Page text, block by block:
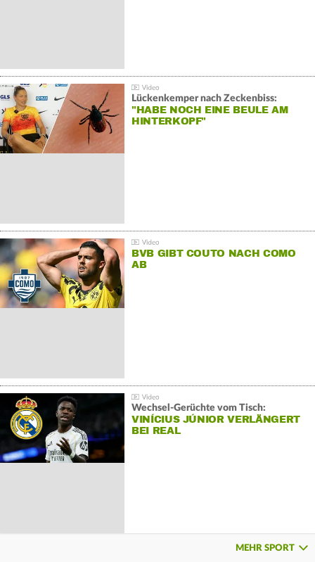
Lückenkemper nach Zeckenbiss:
"HABE NOCH EINE BEULE AM
HINTERKOPF"
BVB GIBT COUTO NACH COMO
AB
Wechsel-Gerüchte vom Tisch:
VINÍCIUS JÚNIOR VERLÄNGERT
BEI REAL
MEHR SPORT